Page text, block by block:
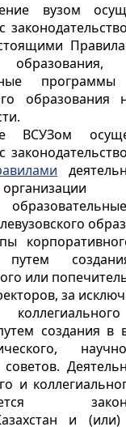
вузом
образования,
ВСУЗом
путем
или
за
создания в
советов.
и
и